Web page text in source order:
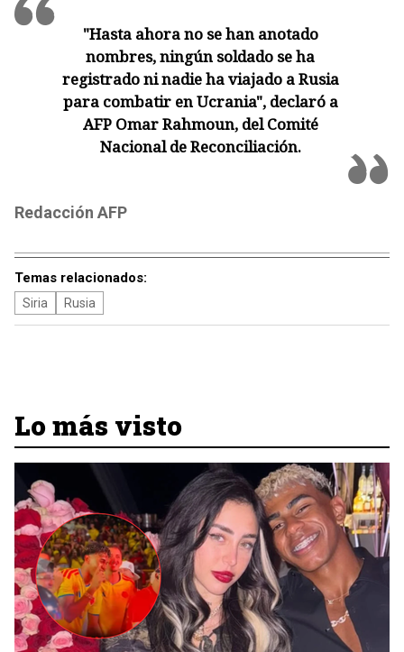
"Hasta ahora no se han anotado
nombres, ningún soldado se ha
registrado ni nadie ha viajado a Rusia
para combatir en Ucrania", declaró a
AFP Omar Rahmoun, del Comité
Nacional de Reconciliación.
Redacción AFP
Temas relacionados:
Siria Rusia
Lo más visto